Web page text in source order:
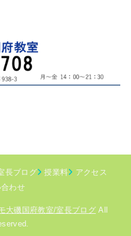
長ブログ 授業料
アクセス
わせ
大磯国府教室/室長ブログAll